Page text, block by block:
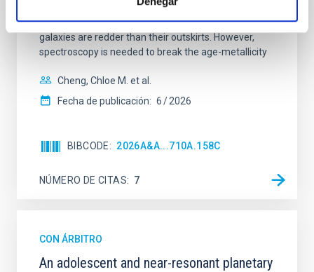
mass assembly mechanisms. Previous photometric
studies have revealed that the cores of these
galaxies are redder than their outskirts. However,
spectroscopy is needed to break the age-metallicity
Cheng, Chloe M. et al.
Fecha de publicación: 6 2026
BIBCODE 2026A&A...710A.158C
NÚMERO DE CITAS 7
CON ÁRBITRO
An adolescent and near-resonant planetary